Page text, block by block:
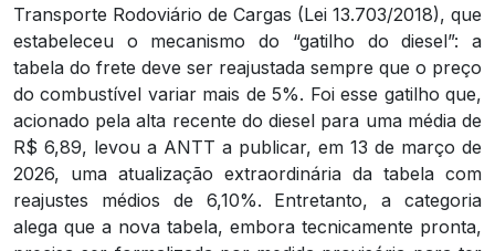
Transporte Rodoviário de Cargas (Lei 13.703/2018), que
estabeleceu o mecanismo do “gatilho do diesel”: a
tabela do frete deve ser reajustada sempre que o preço
do combustível variar mais de 5%. Foi esse gatilho que,
acionado pela alta recente do diesel para uma média de
R$ 6,89, levou a ANTT a publicar, em 13 de março de
2026, uma atualização extraordinária da tabela com
reajustes médios de 6,10%. Entretanto, a categoria
alega que a nova tabela, embora tecnicamente pronta,